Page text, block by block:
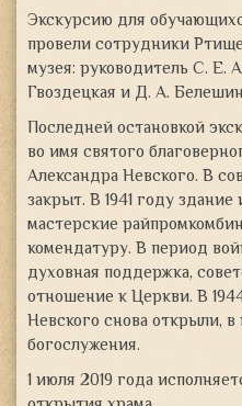
Экскурсию для
провели сотрудники
музея: руководитель С. Е.
Гвоздецкая и Д. А.
Последней остановкой
во имя святого
Александра Невского. В
закрыт. В 1941 году здание
мастерские
комендатуру. В период
духовная поддержка,
отношение к Церкви. В
Невского снова открыли,
богослужения.
1 июля 2019 года